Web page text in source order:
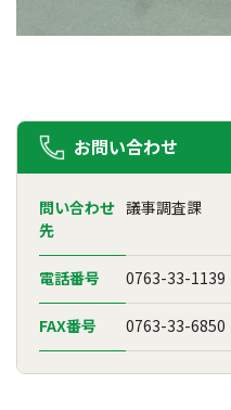
お問い合わせ
問い合わせ
先
議事調査課
電話番号 0763-33-1139
FAX番号 0763-33-6850